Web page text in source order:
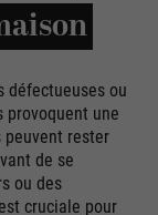
défectueuses ou
une
rester
de se
ou des
cruciale pour